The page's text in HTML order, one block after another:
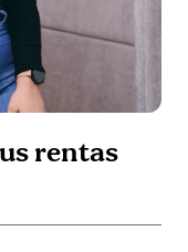
rentas